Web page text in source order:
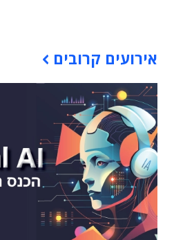
אירועים קרובים